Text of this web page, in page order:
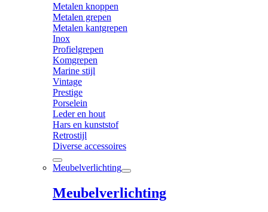
Metalen knoppen
Metalen grepen
Metalen kantgrepen
Inox
Profielgrepen
Komgrepen
Marine stijl
Vintage
Prestige
Porselein
Leder en hout
Hars en kunststof
Retrostijl
Diverse accessoires
Meubelverlichting
Meubelverlichting